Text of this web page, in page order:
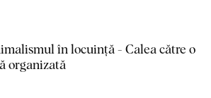
în locuință - Calea către o
organizată